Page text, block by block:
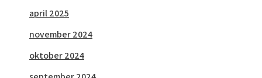
april 2025
november 2024
oktober 2024